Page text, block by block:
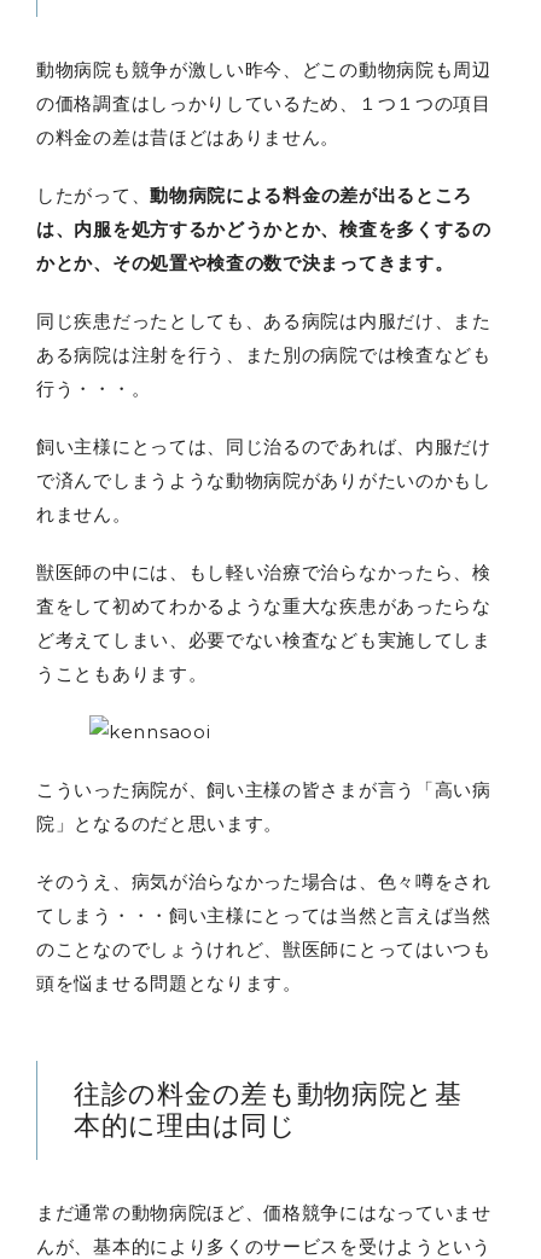
動物病院も競争が激しい昨今、どこの動物病院も周辺
の価格調査はしっかりしているため、１つ１つの項目
の料金の差は昔ほどはありません。
したがって、動物病院による料金の差が出るところ
は、内服を処方するかどうかとか、検査を多くするの
かとか、その処置や検査の数で決まってきます。
同じ疾患だったとしても、ある病院は内服だけ、また
ある病院は注射を行う、また別の病院では検査なども
行う・・・。
飼い主様にとっては、同じ治るのであれば、内服だけ
で済んでしまうような動物病院がありがたいのかもし
れません。
獣医師の中には、もし軽い治療で治らなかったら、検
査をして初めてわかるような重大な疾患があったらな
ど考えてしまい、必要でない検査なども実施してしま
うこともあります。
こういった病院が、飼い主様の皆さまが言う「高い病
院」となるのだと思います。
そのうえ、病気が治らなかった場合は、色々噂をされ
てしまう・・・飼い主様にとっては当然と言えば当然
のことなのでしょうけれど、獣医師にとってはいつも
頭を悩ませる問題となります。
往診の料金の差も動物病院と基
本的に理由は同じ
まだ通常の動物病院ほど、価格競争にはなっていませ
んが、基本的により多くのサービスを受けようという